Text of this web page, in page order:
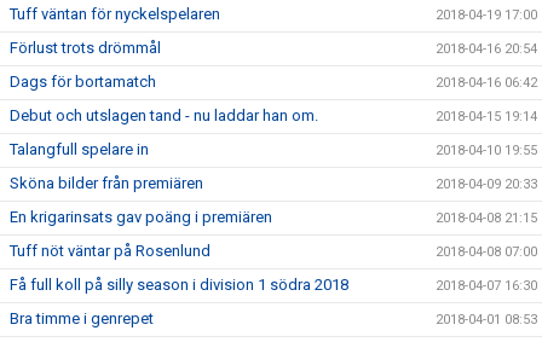
Tuff väntan för nyckelspelaren 2018-04-19 17:00
Förlust trots drömmål 2018-04-16 20:54
Dags för bortamatch 2018-04-16 06:42
Debut och utslagen tand - nu laddar han om. 2018-04-15 19:14
Talangfull spelare in 2018-04-10 19:55
Sköna bilder från premiären 2018-04-09 20:33
En krigarinsats gav poäng i premiären 2018-04-08 21:15
Tuff nöt väntar på Rosenlund 2018-04-08 07:00
Få full koll på silly season i division 1 södra 2018 2018-04-07 16:30
Bra timme i genrepet 2018-04-01 08:53